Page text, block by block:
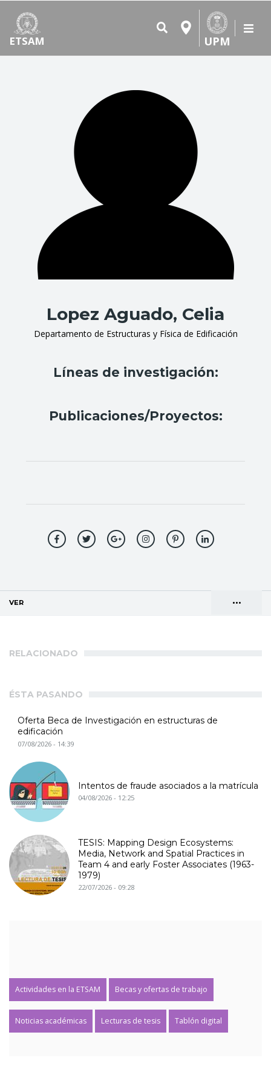
ETSAM UPM
Lopez Aguado, Celia
Departamento de Estructuras y Física de Edificación
Líneas de investigación:
Publicaciones/Proyectos:
•••
VER
RELACIONADO
ÉSTA PASANDO
Oferta Beca de Investigación en estructuras de
edificación
07/08/2026 - 14:39
Intentos de fraude asociados a la matrícula
04/08/2026 - 12:25
TESIS: Mapping Design Ecosystems:
Media, Network and Spatial Practices in
Team 4 and early Foster Associates (1963-
1979)
22/07/2026 - 09:28
Actividades en la ETSAM Becas y ofertas de trabajo
Noticias académicas Lecturas de tesis Tablón digital